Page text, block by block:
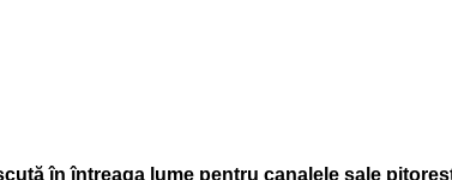
în întreaga lume pentru canalele sale